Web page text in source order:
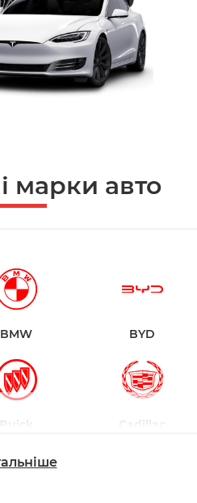
марки авто
BMW BYD
Buick Cadillac